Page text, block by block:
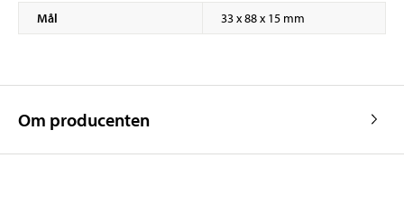
Mål 33 x 88 x 15 mm
Om producenten